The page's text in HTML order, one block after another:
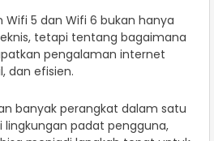
5 dan Wifi 6 bukan hanya
tetapi tentang bagaimana
pengalaman internet
dan efisien.
banyak perangkat dalam satu
padat pengguna,